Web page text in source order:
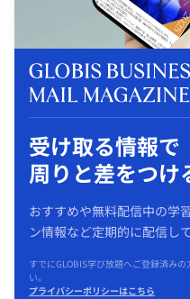
受け取る情報で
周りと差をつけ
おすすめや無料配信中の学
ン情報など定期的に配信し
すでにGLOBIS学び放題へご登録済み
い。
プライバシーポリシーはこちら